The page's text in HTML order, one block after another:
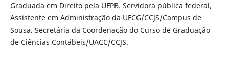
Graduada em Direito pela UFPB. Servidora pública federal,
Assistente em Administração da UFCG/CCJS/Campus de
Sousa. Secretária da Coordenação do Curso de Graduação
de Ciências Contábeis/UACC/CCJS.